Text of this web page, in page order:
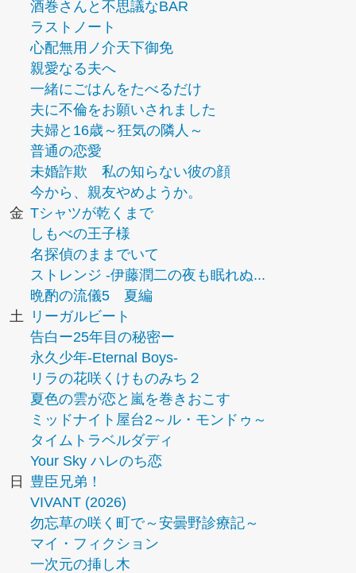
酒巻さんと不思議なBAR
ラストノート
心配無用ノ介天下御免
親愛なる夫へ
一緒にごはんをたべるだけ
夫に不倫をお願いされました
夫婦と16歳～狂気の隣人～
普通の恋愛
未婚詐欺 私の知らない彼の顔
今から、親友やめようか。
金 Tシャツが乾くまで
しもべの王子様
名探偵のままでいて
ストレンジ -伊藤潤二の夜も眠れぬ...
晩酌の流儀5 夏編
土
リーガルビート
告白ー25年目の秘密ー
永久少年-Eternal Boys-
リラの花咲くけものみち２
夏色の雲が恋と嵐を巻きおこす
ミッドナイト屋台2～ル・モンドゥ～
タイムトラベルダディ
Your Sky ハレのち恋
日
豊臣兄弟！
VIVANT (2026)
勿忘草の咲く町で～安曇野診療記～
マイ・フィクション
一次元の挿し木